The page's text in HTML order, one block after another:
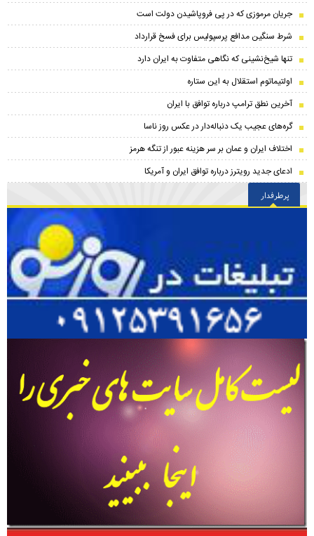
جریان مرموزی که در پی فروپاشیدن دولت است
شرط سنگین مدافع پرسپولیس برای فسخ قرارداد
تنها شیخ‌نشینی که نگاهی متفاوت به ایران دارد
اولتیماتوم استقلال به این ستاره
آخرین نطق ترامپ درباره توافق با ایران
گره‌های عجیب یک دنباله‌دار در عکس روز ناسا
اختلاف ایران و عمان بر سر هزینه عبور از تنگه هرمز
ادعای جدید رویترز درباره توافق ایران و آمریکا
پرطرفدار